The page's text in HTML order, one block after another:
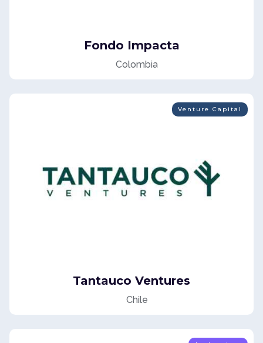
Fondo Impacta
Colombia
Venture Capital
Tantauco Ventures
Chile